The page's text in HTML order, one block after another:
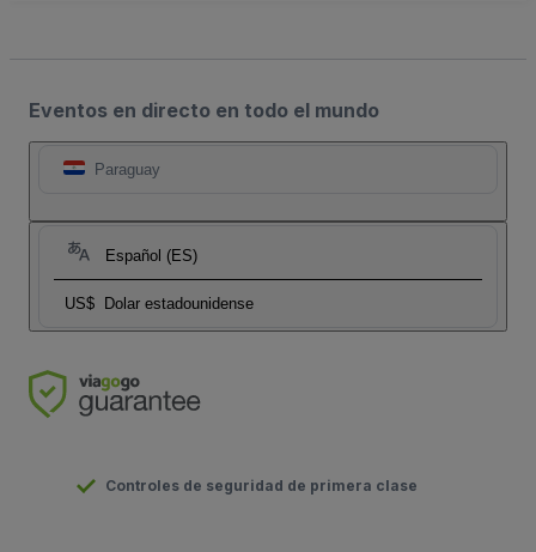
Eventos en directo en todo el mundo
Paraguay
Español (ES)
US$ Dolar estadounidense
Controles de seguridad de primera clase